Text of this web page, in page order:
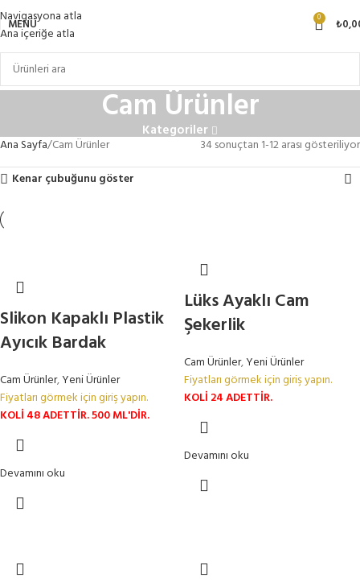
Navigasyona atla
Ana içeriğe atla
MENÜ 0 ₺
Cam Ürünler
Kategoriler
Ana Sayfa Cam Ürünler
34 sonuçtan 1-12 arası gösteriliyor
Kenar çubuğunu göster
Slikon Kapaklı Plastik
Ayıcık Bardak
Cam Ürünler,Yeni Ürünler
Fiyatları görmek için giriş yapın.
KOLİ 48 ADETTİR.500 ML'DİR.
Devamını oku
Lüks Ayaklı Cam
Şekerlik
Cam Ürünler,Yeni Ürünler
Fiyatları görmek için giriş yapın.
KOLİ 24 ADETTİR.
Devamını oku